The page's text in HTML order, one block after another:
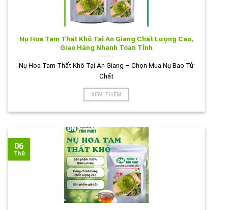
Nụ Hoa Tam Thất Khô Tại An Giang Chất Lượng Cao,
Giao Hàng Nhanh Toàn Tỉnh
Nụ Hoa Tam Thất Khô Tại An Giang – Chọn Mua Nụ Bao Tử
Chất
XEM THÊM
06
Th8